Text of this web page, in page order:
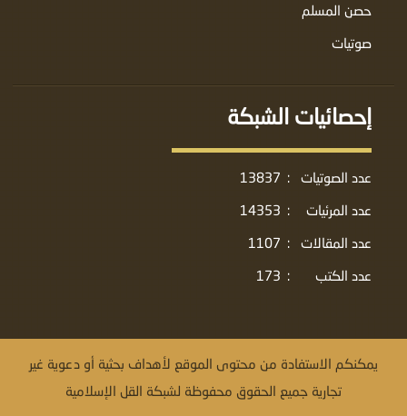
حصن المسلم
صوتيات
إحصائيات الشبكة
عدد الصوتيات :
13837
عدد المرئيات
:
14353
عدد المقالات
:
1107
عدد الكتب
:
173
يمكنكم الاستفادة من محتوى الموقع لأهداف بحثية أو دعوية غير
تجارية جميع الحقوق محفوظة لشبكة القل الإسلامية